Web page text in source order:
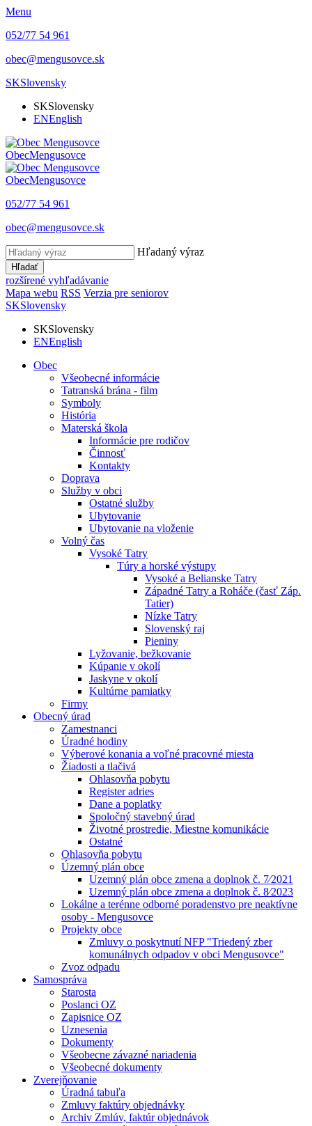
Menu
052/77 54 961
obec@mengusovce.sk
SKSlovensky
SKSlovensky
ENEnglish
ObecMengusovce
ObecMengusovce
052/77 54 961
obec@mengusovce.sk
Hľadaný výraz
Hľadať
rozšírené vyhľadávanie
Mapa webu RSS Verzia pre seniorov
SKSlovensky
SKSlovensky
ENEnglish
Obec
Všeobecné informácie
Tatranská brána - film
Symboly
História
Materská škola
Informácie pre rodičov
Činnosť
Kontakty
Doprava
Služby v obci
Ostatné služby
Ubytovanie
Ubytovanie na vloženie
Volný čas
Vysoké Tatry
Túry a horské výstupy
Vysoké a Belianske Tatry
Západné Tatry a Roháče (časť Záp.
Tatier)
Nízke Tatry
Slovenský raj
Pieniny
Lyžovanie, bežkovanie
Kúpanie v okolí
Jaskyne v okolí
Kultúrne pamiatky
Firmy
Obecný úrad
Zamestnanci
Úradné hodiny
Výberové konania a voľné pracovné miesta
Žiadosti a tlačivá
Ohlasovňa pobytu
Register adries
Dane a poplatky
Spoločný stavebný úrad
Životné prostredie, Miestne komunikácie
Ostatné
Ohlasovňa pobytu
Územný plán obce
Uzemný plán obce zmena a doplnok č. 7⁄2021
Uzemný plán obce zmena a doplnok č. 8⁄2023
Lokálne a terénne odborné poradenstvo pre neaktívne
osoby - Mengusovce
Projekty obce
Zmluvy o poskytnutí NFP "Triedený zber
komunálnych odpadov v obci Mengusovce"
Zvoz odpadu
Samospráva
Starosta
Poslanci OZ
Zapisnice OZ
Uznesenia
Dokumenty
Všeobecne závazné nariadenia
Všeobecné dokumenty
Zverejňovanie
Úradná tabuľa
Zmluvy faktúry objednávky
Archiv Zmlúv, faktúr objednávok